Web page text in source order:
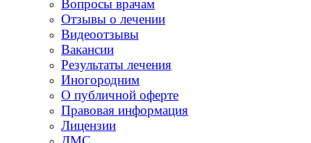
Вопросы врачам
Отзывы о лечении
Видеоотзывы
Вакансии
Результаты лечения
Иногородним
О публичной оферте
Правовая информация
Лицензии